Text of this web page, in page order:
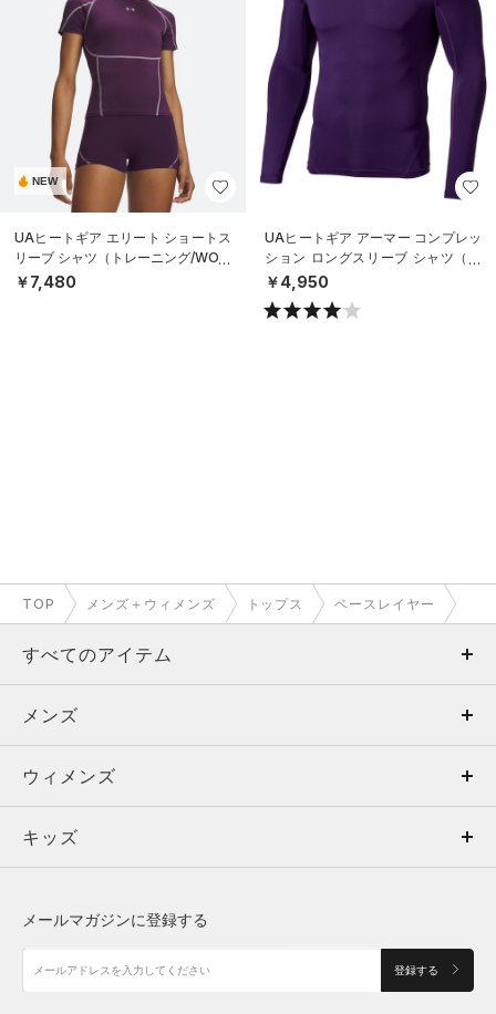
NEW
UAヒートギア エリート ショートス
リーブ シャツ（トレーニング/WOM
EN）
￥7,480
UAヒートギア アーマー コンプレッ
ション ロングスリーブ シャツ（ト
レーニング/MEN）
￥4,950
TOP メンズ＋ウィメンズ トップス ベースレイヤー
すべてのアイテム
メンズ
ウィメンズ
キッズ
アクセサリー
メンズ
トップス
ボトムス
アクセサリー
ウィメンズ
トップス
シューズ
キッズ
メールマガジンに登録する
登録する